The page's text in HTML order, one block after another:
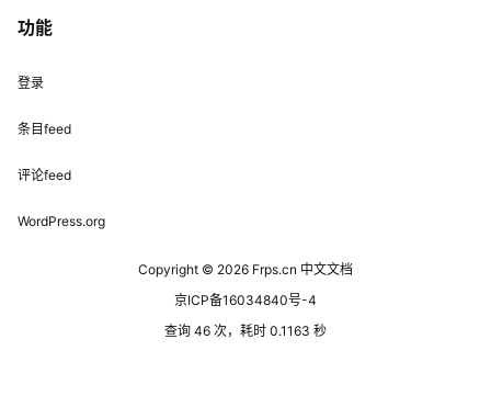
功能
登录
条目feed
评论feed
WordPress.org
Copyright © 2026 Frps.cn 中文文档
京ICP备16034840号-4
查询 46 次，耗时 0.1163 秒